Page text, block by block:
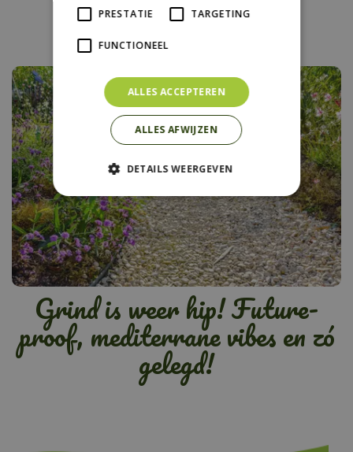
eigen tuin
Grind is weer hip! Future-
proof, mediterrane vibes en zó
gelegd!
PRESTATIE TARGETING
FUNCTIONEEL
ALLES ACCEPTEREN
ALLES AFWIJZEN
DETAILS WEERGEVEN